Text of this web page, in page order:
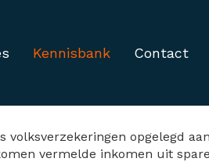
Kennisbank Contact
inkomen
volksverzekeringen opgelegd
vermelde inkomen uit